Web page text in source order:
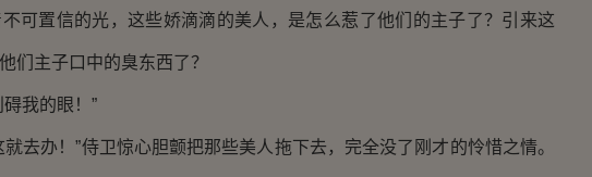
置信的光，这些娇滴滴的美人，是怎么惹了他们的主子了？引来这
们主子口中的臭东西了？
我的眼！”
办！”侍卫惊心胆颤把那些美人拖下去，完全没了刚才的怜惜之情。